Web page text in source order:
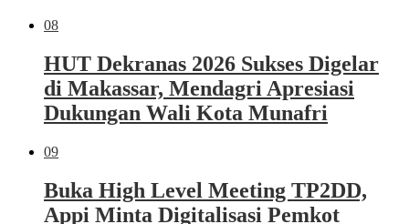
08
HUT Dekranas 2026 Sukses Digelar
di Makassar, Mendagri Apresiasi
Dukungan Wali Kota Munafri
09
Buka High Level Meeting TP2DD,
Appi Minta Digitalisasi Pemkot